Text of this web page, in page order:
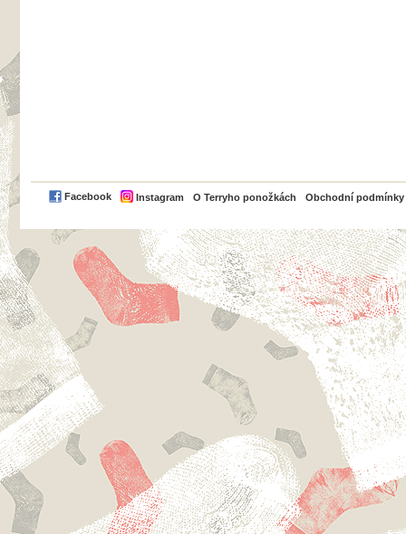
Facebook Instagram O Terryho ponožkách Obchodní podmínky
PayPal